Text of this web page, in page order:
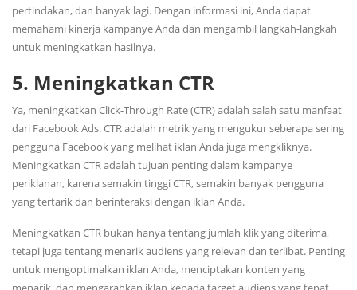
pertindakan, dan banyak lagi. Dengan informasi ini, Anda dapat
memahami kinerja kampanye Anda dan mengambil langkah-langkah
untuk meningkatkan hasilnya.
5. Meningkatkan CTR
Ya, meningkatkan Click-Through Rate (CTR) adalah salah satu manfaat
dari Facebook Ads. CTR adalah metrik yang mengukur seberapa sering
pengguna Facebook yang melihat iklan Anda juga mengkliknya.
Meningkatkan CTR adalah tujuan penting dalam kampanye
periklanan, karena semakin tinggi CTR, semakin banyak pengguna
yang tertarik dan berinteraksi dengan iklan Anda.
Meningkatkan CTR bukan hanya tentang jumlah klik yang diterima,
tetapi juga tentang menarik audiens yang relevan dan terlibat. Penting
untuk mengoptimalkan iklan Anda, menciptakan konten yang